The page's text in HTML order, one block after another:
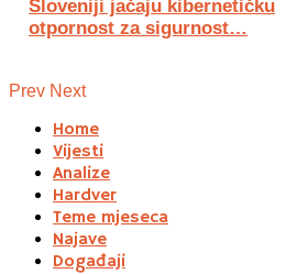
Sloveniji jačaju kibernetičku
otpornost za sigurnost…
Prev Next
Home
Vijesti
Analize
Hardver
Teme mjeseca
Najave
Događaji